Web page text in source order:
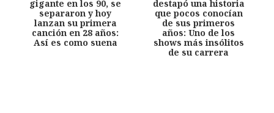
gigante en los 90, se
separaron y hoy
lanzan su primera
canción en 28 años:
Así es como suena
destapó una historia
que pocos conocían
de sus primeros
años: Uno de los
shows más insólitos
de su carrera